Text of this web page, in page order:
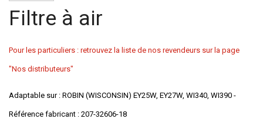
Filtre à air
Pour les particuliers : retrouvez la liste de nos revendeurs sur la page
"Nos distributeurs"
Adaptable sur : ROBIN (WISCONSIN) EY25W, EY27W, WI340, WI390 -
Référence fabricant : 207-32606-18